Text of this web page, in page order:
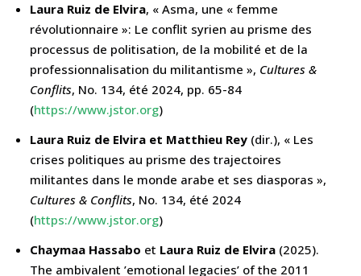
Laura Ruiz de Elvira, « Asma, une « femme
révolutionnaire »: Le conflit syrien au prisme des
processus de politisation, de la mobilité et de la
professionnalisation du militantisme », Cultures &
Conflits, No. 134, été 2024, pp. 65-84
(https://www.jstor.org)
Laura Ruiz de Elvira et Matthieu Rey (dir.), « Les
crises politiques au prisme des trajectoires
militantes dans le monde arabe et ses diasporas »,
Cultures & Conflits, No. 134, été 2024
(https://www.jstor.org)
Chaymaa Hassabo et Laura Ruiz de Elvira (2025).
The ambivalent ’emotional legacies’ of the 2011